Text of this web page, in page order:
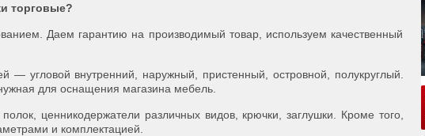
торговые?
Даем гарантию на производимый товар, используем качественный
— угловой внутренний, наружный, пристенный, островной, полукруглый.
для оснащения магазина мебель.
ценникодержатели различных видов, крючки, заглушки. Кроме того,
и комплектацией.